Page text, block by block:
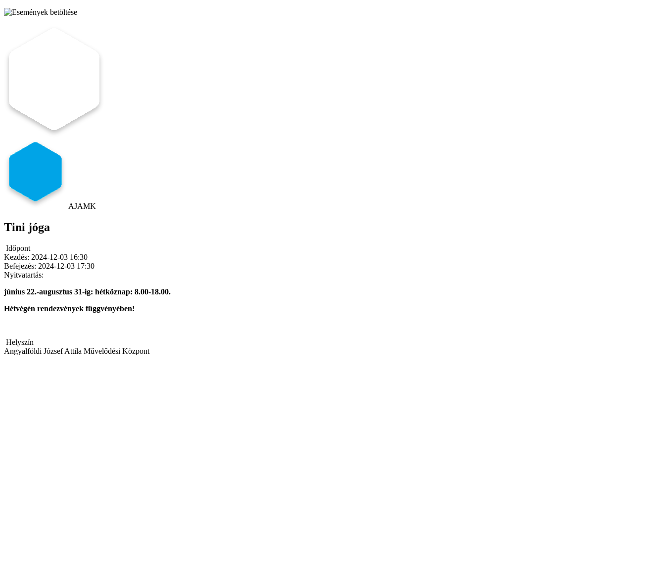
AJAMK
Tini jóga
Időpont
Kezdés: 2024-12-03 16:30
Befejezés: 2024-12-03 17:30
Nyitvatartás:
június 22.-augusztus 31-ig: hétköznap: 8.00-18.00.
Hétvégén rendezvények függvényében!
Helyszín
Angyalföldi József Attila Művelődési Központ